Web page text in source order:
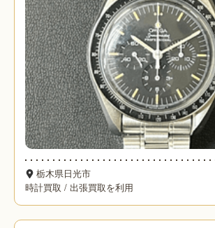
栃木県日光市
時計買取 / 出張買取を利用